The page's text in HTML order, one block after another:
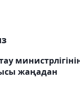
жаңадан